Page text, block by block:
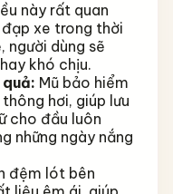
này rất quan
xe trong thời
người dùng sẽ
khó chịu.
Mũ bảo hiểm
hơi, giúp lưu
cho đầu luôn
những ngày nắng
đệm lót bên